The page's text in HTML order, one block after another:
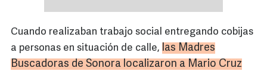
Cuando realizaban trabajo social entregando cobijas
a personas en situación de calle, las Madres
Buscadoras de Sonora localizaron a Mario Cruz